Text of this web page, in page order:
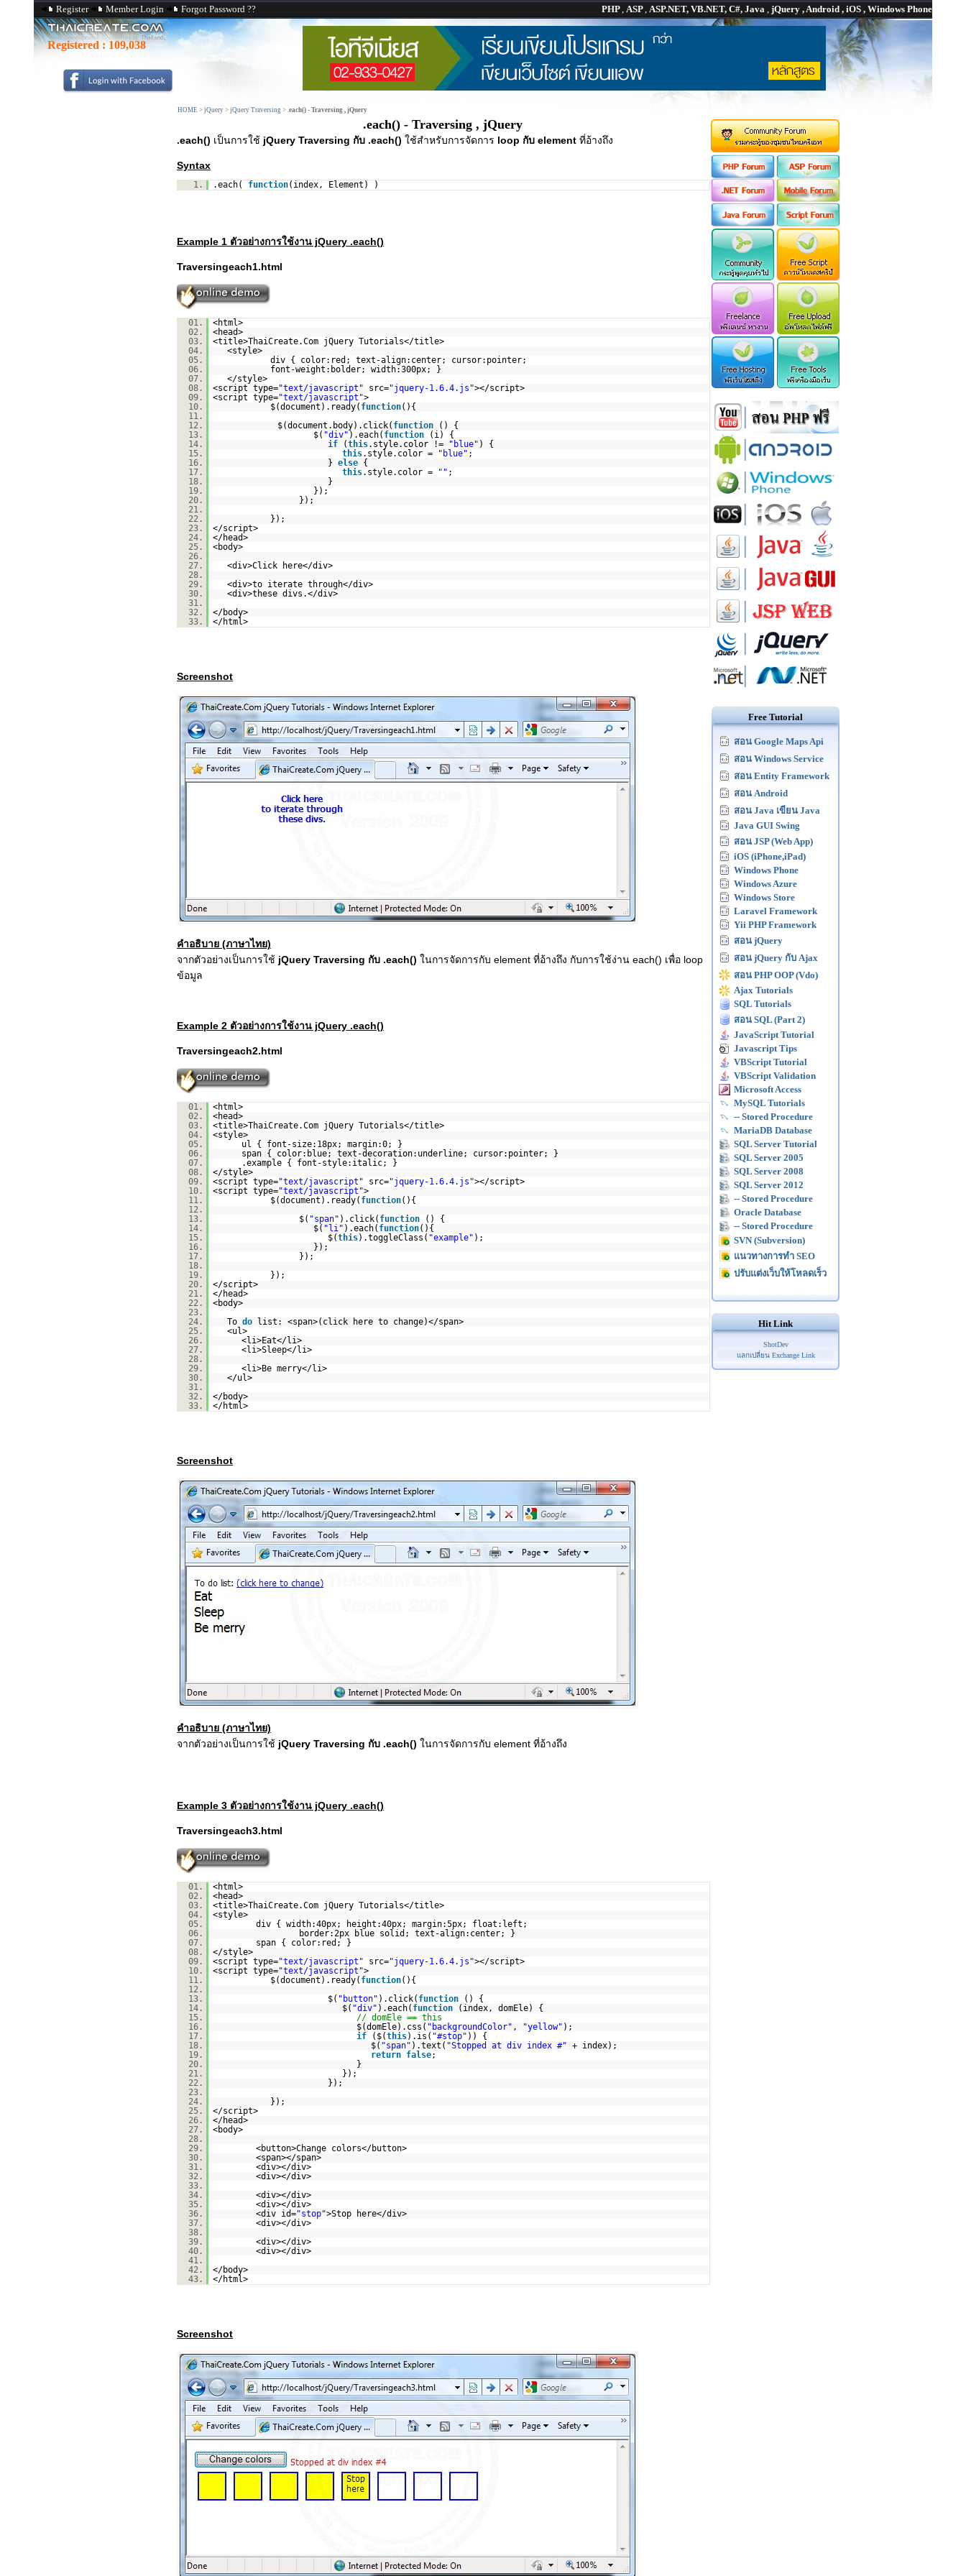
Register Member Login Forgot Password ?? PHP, ASP, ASP.NET, VB.NET, C#, Java , jQuery , Android , iOS , Windows Phone
Registered : 109,038
HOME > jQuery > jQuery Traversing > .each() - Traversing , jQuery
.each() - Traversing , jQuery
.each() เป็นการใช้ jQuery Traversing กับ .each() ใช้สำหรับการจัดการ loop กับ element ที่อ้างถึง
Syntax
1. .each( function(index, Element) )
Example 1 ตัวอย่างการใช้งาน jQuery .each()
Traversingeach1.html
01.
<html>
02.
<head>
03.
<title>ThaiCreate.Com jQuery Tutorials</title>
04.
<style>
05.
div { color:red; text-align:center; cursor:pointer;
06.
font-weight:bolder; width:300px; }
07.
</style>
08.
<script type="text/javascript" src="jquery-1.6.4.js"></script>
09.
<script type="text/javascript">
10.
$(document).ready( function(){
11.
12.
$(document.body).click( function
() {
13.
$( "div" ).each( function
(i) {
14.
if (this.style.color != "blue" ) {
15.
this.style.color = "blue" ;
16.
} else
{
17.
this.style.color = "" ;
18.
}
19.
});
20.
});
21.
22.
});
23.
</script>
24.
</head>
25.
<body>
26.
27.
<div>Click here</div>
28.
29.
<div>to iterate through</div>
30.
<div>these divs.</div>
31.
32.
</body>
33.
</html>
Screenshot
คำอธิบาย (ภาษาไทย)
จากตัวอย่างเป็นการใช้ jQuery Traversing กับ .each() ในการจัดการกับ element ที่อ้างถึง กับการใช้ง่าน each() เพื่อ loop
ข้อมูล
Example 2 ตัวอย่างการใช้งาน jQuery .each()
Traversingeach2.html
01.
<html>
02.
<head>
03.
<title>ThaiCreate.Com jQuery Tutorials</title>
04.
<style>
05.
ul { font-size:18px; margin:0; }
06.
span { color:blue; text-decoration:underline; cursor:pointer; }
07.
.example { font-style:italic; }
08.
</style>
09.
<script type="text/javascript" src="jquery-1.6.4.js"></script>
10.
<script type="text/javascript">
11.
$(document).ready( function(){
12.
13.
$( "span" ).click( function
() {
14.
$( "li" ).each( function(){
15.
$(this).toggleClass( "example" );
16.
});
17.
});
18.
19.
});
20.
</script>
21.
</head>
22.
<body>
23.
24.
To do
list: <span>(click here to change)</span>
25.
<ul>
26.
<li>Eat</li>
27.
<li>Sleep</li>
28.
29.
<li>Be merry</li>
30.
</ul>
31.
32.
</body>
33.
</html>
Screenshot
คำอธิบาย (ภาษาไทย)
จากตัวอย่างเป็นการใช้ jQuery Traversing กับ .each() ในการจัดการกับ element ที่อ้างถึง
Example 3 ตัวอย่างการใช้งาน jQuery .each()
Traversingeach3.html
01.
<html>
02.
<head>
03.
<title>ThaiCreate.Com jQuery Tutorials</title>
04.
<style>
05.
div { width:40px; height:40px; margin:5px; float:left;
06.
border:2px blue solid; text-align:center; }
07.
span { color:red; }
08.
</style>
09.
<script type="text/javascript" src="jquery-1.6.4.js"></script>
10.
<script type="text/javascript">
11.
$(document).ready( function(){
12.
13.
$( "button" ).click( function
() {
14.
$( "div" ).each( function
(index, domEle) {
15.
// domEle == this
16.
$(domEle).css( "backgroundColor" , "yellow" );
17.
if ($(this).is( "#stop" )) {
18.
$( "span" ).text( "Stopped at div index #" + index);
19.
return false;
20.
}
21.
});
22.
});
23.
24.
});
25.
</script>
26.
</head>
27.
<body>
28.
29.
<button>Change colors</button>
30.
<span></span>
31.
<div></div>
32.
<div></div>
33.
34.
<div></div>
35.
<div></div>
36.
<div id="stop">Stop here</div>
37.
<div></div>
38.
39.
<div></div>
40.
<div></div>
41.
42.
</body>
43.
</html>
Screenshot
Free Tutorial
สอน Google Maps Api
สอน Windows Service
สอน Entity Framework
สอน Android
สอน Java เขียน Java
Java GUI Swing
สอน JSP (Web App)
iOS (iPhone,iPad)
Windows Phone
Windows Azure
Windows Store
Laravel Framework
Yii PHP Framework
สอน jQuery
สอน jQuery กับ Ajax
สอน PHP OOP (Vdo)
Ajax Tutorials
SQL Tutorials
สอน SQL (Part 2)
JavaScript Tutorial
Javascript Tips
VBScript Tutorial
VBScript Validation
Microsoft Access
MySQL Tutorials
-- Stored Procedure
MariaDB Database
SQL Server Tutorial
SQL Server 2005
SQL Server 2008
SQL Server 2012
-- Stored Procedure
Oracle Database
-- Stored Procedure
SVN (Subversion)
แนวทางการทำ SEO
ปรับแต่งเว็บให้โหลดเร็ว
Hit Link
ShotDev
แลกเปลี่ยน Exchange Link